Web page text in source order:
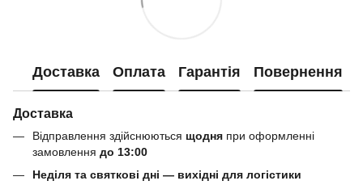
Доставка Оплата Гарантія Повернення
Доставка
Відправлення здійснюються щодня при оформленні
замовлення до 13:00
Неділя та святкові дні — вихідні для логістики